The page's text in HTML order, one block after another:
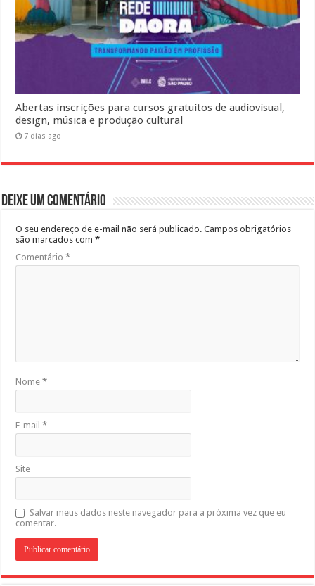
Abertas inscrições para cursos gratuitos de audiovisual,
design, música e produção cultural
7 dias ago
Deixe um comentário
O seu endereço de e-mail não será publicado. Campos obrigatórios
são marcados com*
Comentário*
Nome*
E-mail*
Site
Salvar meus dados neste navegador para a próxima vez que eu
comentar.